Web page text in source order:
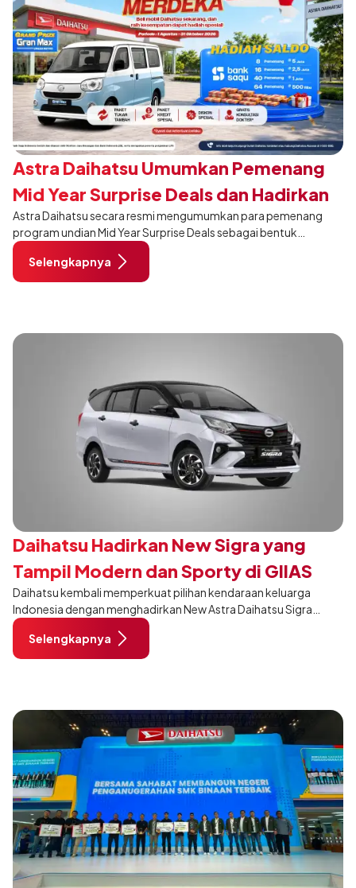
Astra Daihatsu Umumkan Pemenang
Mid Year Surprise Deals dan Hadirkan
Program Gebyar Merdeka
Astra Daihatsu secara resmi mengumumkan para pemenang
program undian Mid Year Surprise Deals sebagai bentuk
apresiasi kepada pelanggan yang telah mempercayakan
Daihatsu sebagai kendaraan pilihan mereka.
Selengkapnya
Daihatsu Hadirkan New Sigra yang
Tampil Modern dan Sporty di GIIAS
2026
Daihatsu kembali memperkuat pilihan kendaraan keluarga
Indonesia dengan menghadirkan New Astra Daihatsu Sigra
khusus pada varian 1.2R di ajang GAIKINDO Indonesia
International Auto Show (GIIAS) 2026. Membawa penyegaran
pada desain, interior, dan sejumlah fitur, New Sigra hadir untuk
Selengkapnya